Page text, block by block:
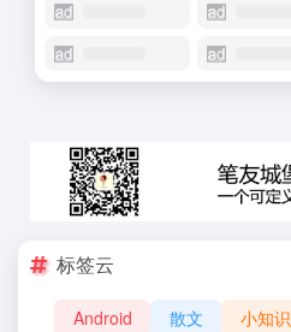
标签云
Android 散文 小知识